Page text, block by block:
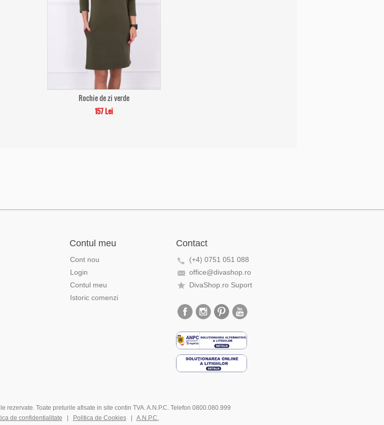
Rochie de zi verde
157 Lei
Contul meu
Cont nou
Login
Contul meu
Istoric comenzi
Contact
(+4) 0751 051 088
office@divashop.ro
DivaShop.ro Suport
Toate preturile afisate in site contin TVA. A.N.P.C. Telefon 0800.080.999
de confidentialitate Politica de Cookies
A.N.P.C.